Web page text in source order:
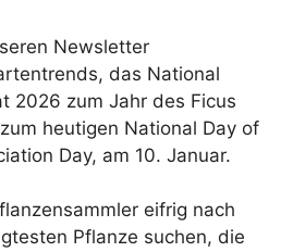
Newsletter
das National
2026 zum Jahr des Ficus
heutigen National Day of
Day, am 10. Januar.
eifrig nach
Pflanze suchen, die